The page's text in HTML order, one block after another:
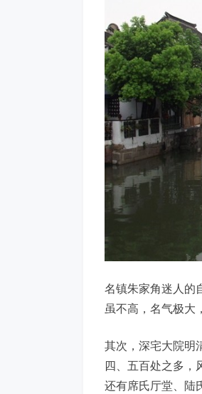
名镇朱家角迷人的
虽不高，名气极大
其次，深宅大院明
四、五百处之多，
还有席氏厅堂、陆